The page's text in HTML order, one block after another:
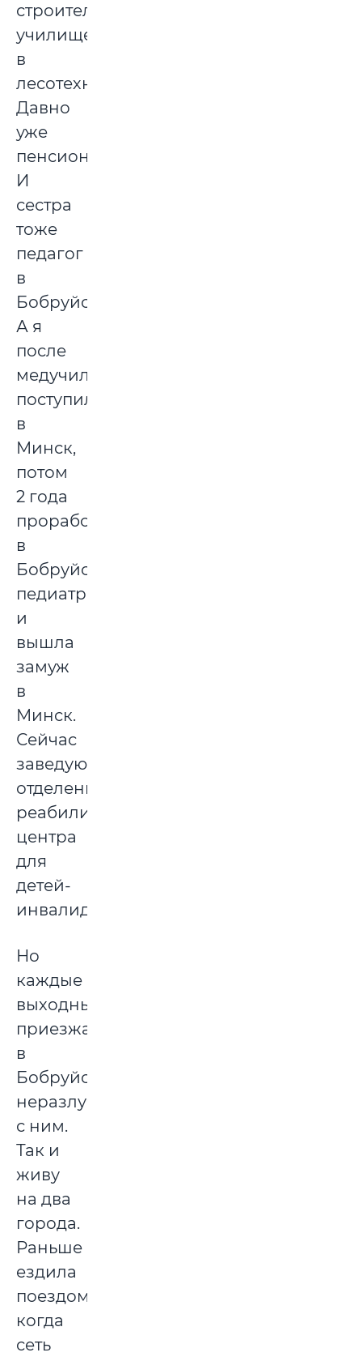
строительном
училище,
в
лесотехникуме.
Давно
уже
пенсионеры.
И
сестра
тоже
педагог
в
Бобруйске.
А я
после
медучилища
поступила
в
Минск,
потом
2 года
проработала
в
Бобруйске
педиатром
и
вышла
замуж
в
Минск.
Сейчас
заведующая
отделением
реабилитационного
центра
для
детей-
инвалидов.
Но
каждые
выходные
приезжаю
в
Бобруйск,
неразлучна
с ним.
Так и
живу
на два
города.
Раньше
ездила
поездом,
когда
сеть